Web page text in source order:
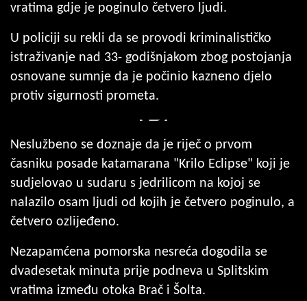
vratima gdje je poginulo četvero ljudi.
U policiji su rekli da se provodi kriminalističko
istraživanje nad 33- godišnjakom zbog postojanja
osnovane sumnje da je počinio kazneno djelo
protiv sigurnosti prometa.
Neslužbeno se doznaje da je riječ o prvom
časniku posade katamarana "Krilo Eclipse" koji je
sudjelovao u sudaru s jedrilicom na kojoj se
nalazilo osam ljudi od kojih je četvero poginulo, a
četvero ozlijeđeno.
Nezapamćena pomorska nesreća dogodila se
dvadesetak minuta prije podneva u Splitskim
vratima između otoka Brač i Šolta.